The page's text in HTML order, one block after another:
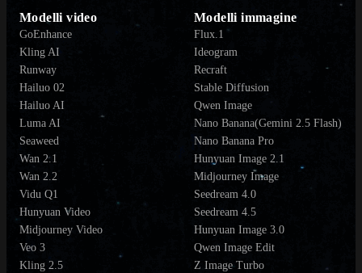
Modelli video
GoEnhance
Kling AI
Runway
Hailuo 02
Hailuo AI
Luma AI
Seaweed
Wan 2.1
Wan 2.2
Vidu Q1
Hunyuan Video
Midjourney Video
Veo 3
Kling 2.5
Modelli immagine
Flux.1
Ideogram
Recraft
Stable Diffusion
Qwen Image
Nano Banana(Gemini 2.5 Flash)
Nano Banana Pro
Hunyuan Image 2.1
Midjourney Image
Seedream 4.0
Seedream 4.5
Hunyuan Image 3.0
Qwen Image Edit
Z Image Turbo